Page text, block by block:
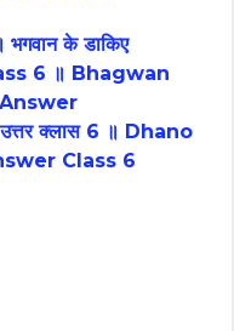
भगवान के डाकिए
6 ॥ Bhagwan
उत्तर क्लास 6 ॥ Dhano
Class 6